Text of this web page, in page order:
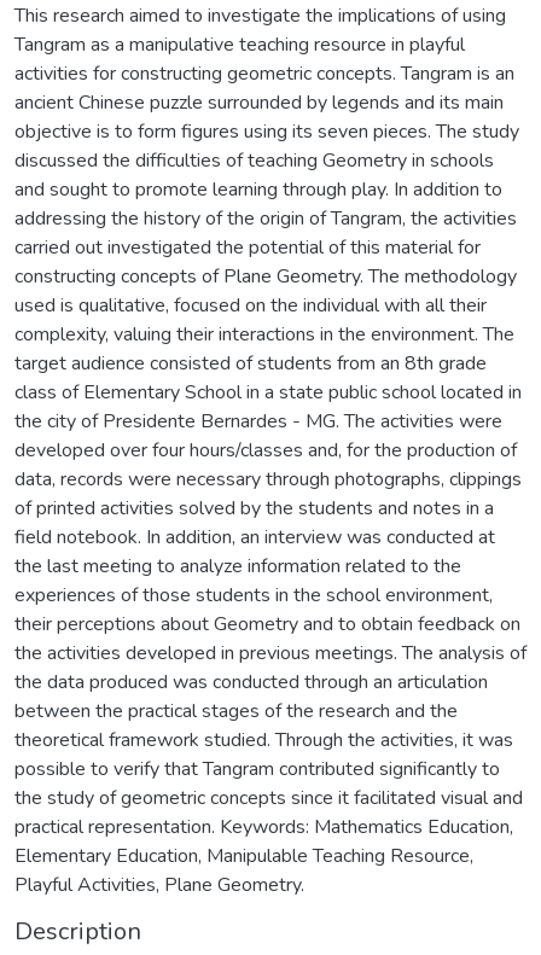
This research aimed to investigate the implications of using
Tangram as a manipulative teaching resource in playful
activities for constructing geometric concepts. Tangram is an
ancient Chinese puzzle surrounded by legends and its main
objective is to form figures using its seven pieces. The study
discussed the difficulties of teaching Geometry in schools
and sought to promote learning through play. In addition to
addressing the history of the origin of Tangram, the activities
carried out investigated the potential of this material for
constructing concepts of Plane Geometry. The methodology
used is qualitative, focused on the individual with all their
complexity, valuing their interactions in the environment. The
target audience consisted of students from an 8th grade
class of Elementary School in a state public school located in
the city of Presidente Bernardes - MG. The activities were
developed over four hours/classes and, for the production of
data, records were necessary through photographs, clippings
of printed activities solved by the students and notes in a
field notebook. In addition, an interview was conducted at
the last meeting to analyze information related to the
experiences of those students in the school environment,
their perceptions about Geometry and to obtain feedback on
the activities developed in previous meetings. The analysis of
the data produced was conducted through an articulation
between the practical stages of the research and the
theoretical framework studied. Through the activities, it was
possible to verify that Tangram contributed significantly to
the study of geometric concepts since it facilitated visual and
practical representation. Keywords: Mathematics Education,
Elementary Education, Manipulable Teaching Resource,
Playful Activities, Plane Geometry.
Description